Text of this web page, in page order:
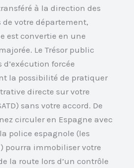
à la direction des
votre département,
est convertie en une
Le Trésor public
d’exécution forcée
la possibilité de pratiquer
directe sur votre
sans votre accord. De
circuler en Espagne avec
police espagnole (les
pourra immobiliser votre
la route lors d’un contrôle